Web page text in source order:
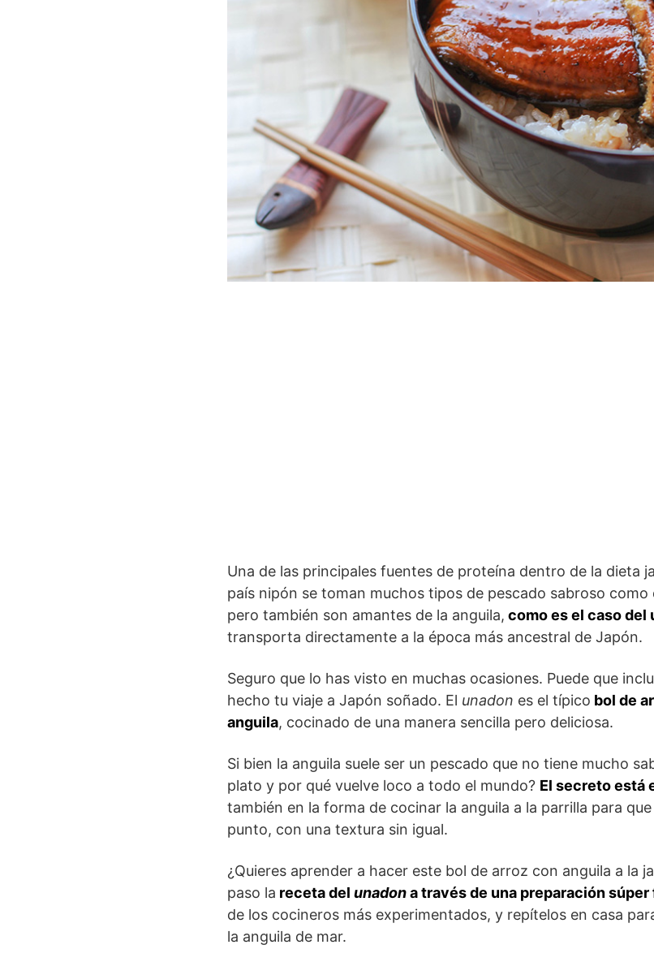
Una de las principales fuentes de proteína dentro de la dieta
país nipón se toman muchos tipos de pescado sabroso como
pero también son amantes de la anguila, como es el caso del
transporta directamente a la época más ancestral de Japón.
Seguro que lo has visto en muchas ocasiones. Puede que
hecho tu viaje a Japón soñado. El unadon es el típico bol de
anguila, cocinado de una manera sencilla pero deliciosa.
Si bien la anguila suele ser un pescado que no tiene mucho
plato y por qué vuelve loco a todo el mundo? El secreto está
también en la forma de cocinar la anguila a la parrilla para
punto, con una textura sin igual.
¿Quieres aprender a hacer este bol de arroz con anguila a la
paso la receta del unadona través de una preparación súper
de los cocineros más experimentados, y repítelos en casa
la anguila de mar.